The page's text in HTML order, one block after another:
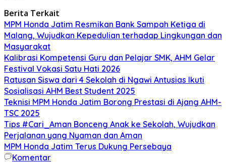
Berita Terkait
MPM Honda Jatim Resmikan Bank Sampah Ketiga di
Malang, Wujudkan Kepedulian terhadap Lingkungan dan
Masyarakat
Kalibrasi Kompetensi Guru dan Pelajar SMK, AHM Gelar
Festival Vokasi Satu Hati 2026
Ratusan Siswa dari 4 Sekolah di Ngawi Antusias Ikuti
Sosialisasi AHM Best Student 2025
Teknisi MPM Honda Jatim Borong Prestasi di Ajang AHM-
TSC 2025
Tips #Cari_Aman Bonceng Anak ke Sekolah, Wujudkan
Perjalanan yang Nyaman dan Aman
MPM Honda Jatim Terus Dukung Persebaya
Komentar